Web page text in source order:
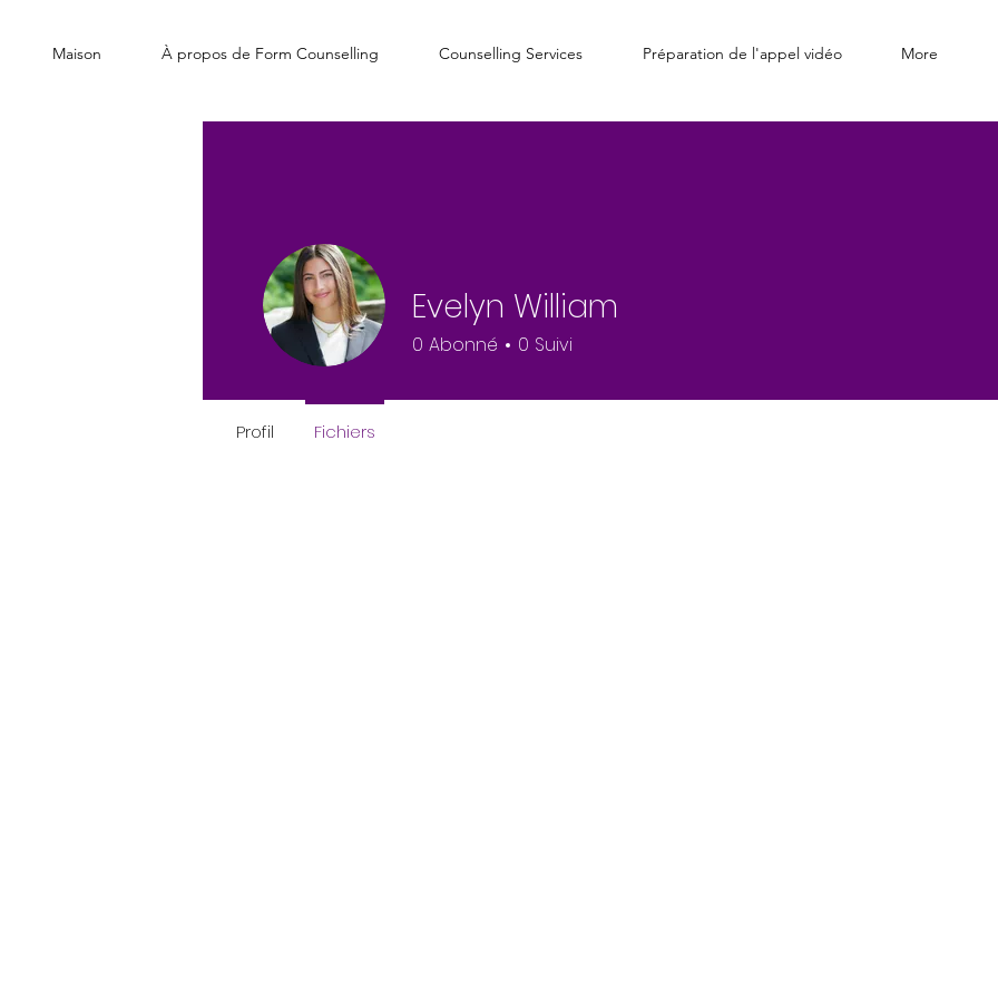
Maison À propos de Form Counselling Counselling Services Préparation de l'appel vidéo More
Evelyn William
0 Abonné 0 Suivi
Profil Fichiers